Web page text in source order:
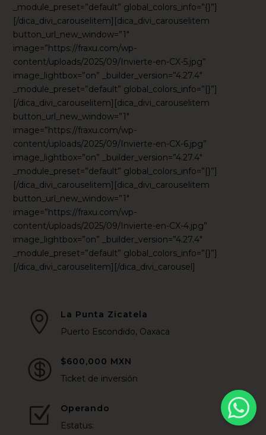
_module_preset=”default” global_colors_info=”{}”]
[/dica_divi_carouselitem][dica_divi_carouselitem
button_url_new_window=”1″
image=”https://fraxu.com/wp-
content/uploads/2025/09/Invierte-en-CX-5.jpg”
image_lightbox=”on” _builder_version=”4.27.4″
_module_preset=”default” global_colors_info=”{}”]
[/dica_divi_carouselitem][dica_divi_carouselitem
button_url_new_window=”1″
image=”https://fraxu.com/wp-
content/uploads/2025/09/Invierte-en-CX-6.jpg”
image_lightbox=”on” _builder_version=”4.27.4″
_module_preset=”default” global_colors_info=”{}”]
[/dica_divi_carouselitem][dica_divi_carouselitem
button_url_new_window=”1″
image=”https://fraxu.com/wp-
content/uploads/2025/09/Invierte-en-CX-4.jpg”
image_lightbox=”on” _builder_version=”4.27.4″
_module_preset=”default” global_colors_info=”{}”]
[/dica_divi_carouselitem][/dica_divi_carousel]

La Punta Zicatela
Puerto Escondido, Oaxaca

$600,000 MXN
Ticket de inversión
Z
Operando
Estatus: